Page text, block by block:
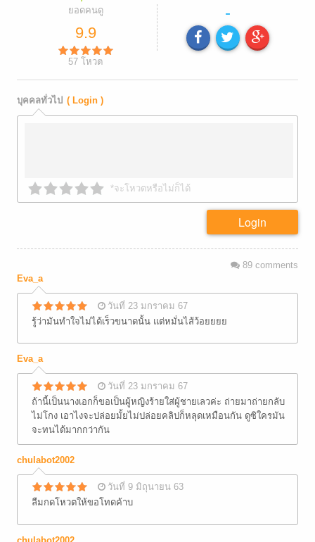
ยอดคนดู
9.9
57 โหวต
-
บุคคลทั่วไป ( Login )
*จะโหวตหรือไม่ก็ได้
Login
89comments
Eva_a
วันที่ 23 มกราคม 67
รู้ว่ามันทำใจไม่ได้เร็วขนาดนั้น แต่หมั่นไส้ว้อยยยย
Eva_a
วันที่ 23 มกราคม 67
ถ้านี้เป็นนางเอกก็ขอเป็นผู้หญิงร้ายใส่ผู้ชายเลวค่ะ ถ่ายมาถ่ายกลับ
ไม่โกง เอาไงจะปล่อยมั้ยไม่ปล่อยคลิปก็หลุดเหมือนกัน ดูซิใครมัน
จะทนได้มากกว่ากัน
chulabot2002
วันที่ 9 มิถุนายน 63
ลืมกดโหวตให้ขอโทดค้าบ